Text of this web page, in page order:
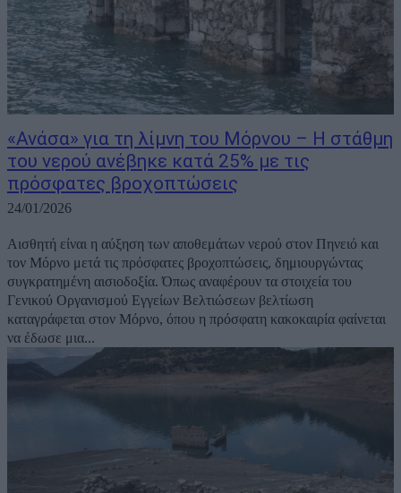
«Ανάσα» για τη λίμνη του Μόρνου – Η στάθμη
του νερού ανέβηκε κατά 25% με τις
πρόσφατες βροχοπτώσεις
24/01/2026
Αισθητή είναι η αύξηση των αποθεμάτων νερού στον Πηνειό και
τον Μόρνο μετά τις πρόσφατες βροχοπτώσεις, δημιουργώντας
συγκρατημένη αισιοδοξία. Όπως αναφέρουν τα στοιχεία του
Γενικού Οργανισμού Εγγείων Βελτιώσεων βελτίωση
καταγράφεται στον Μόρνο, όπου η πρόσφατη κακοκαιρία φαίνεται
να έδωσε μια...